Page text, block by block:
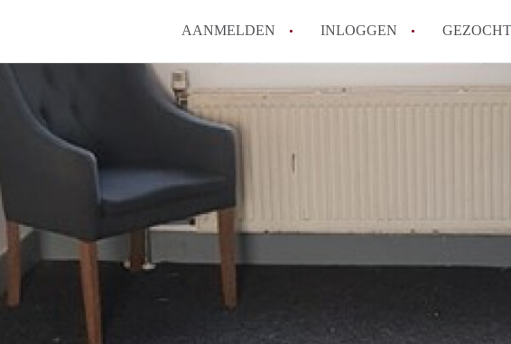
AANMELDEN INLOGGEN GEZOCHT
Moet ik mij
Hoe vind ik een